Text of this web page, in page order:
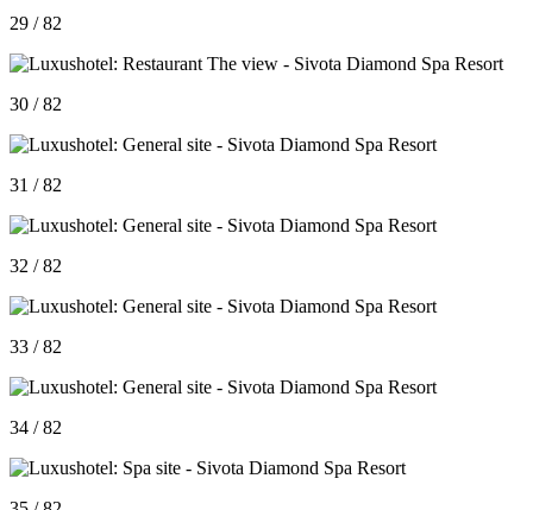
29 / 82
30 / 82
31 / 82
32 / 82
33 / 82
34 / 82